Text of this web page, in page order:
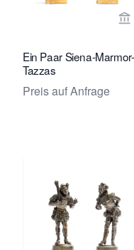
Ein Paar Siena-Marmor-
Tazzas
Preis auf Anfrage